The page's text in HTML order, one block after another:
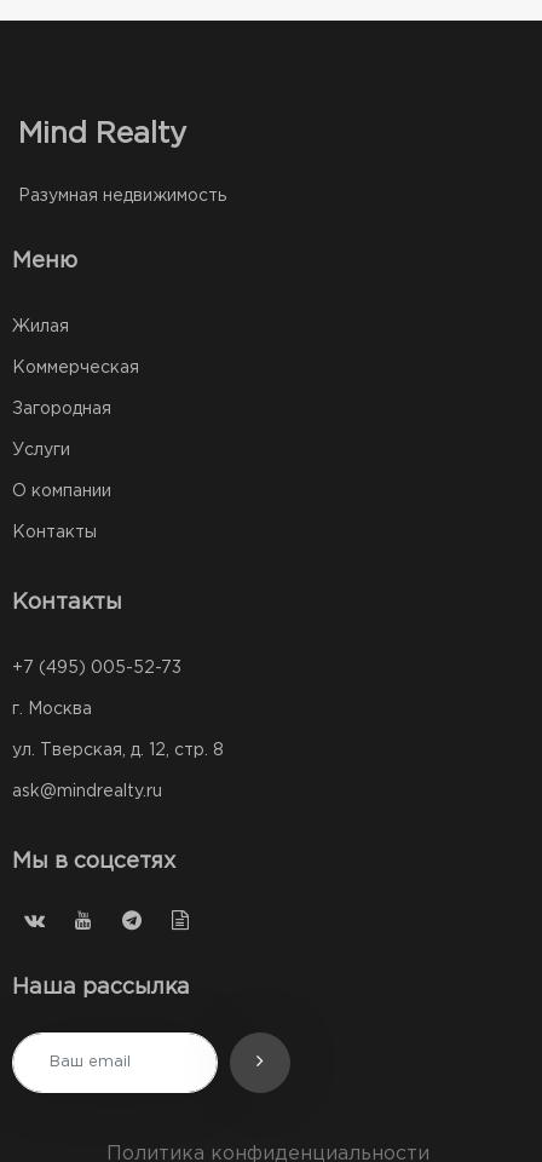
Mind Realty
Разумная недвижимость
Меню
Жилая
Коммерческая
Загородная
Услуги
О компании
Контакты
Контакты
+7 (495) 005-52-73
г. Москва
ул. Тверская, д. 12, стр. 8
ask@mindrealty.ru
Мы в соцсетях
Наша рассылка
Политика конфиденциальности